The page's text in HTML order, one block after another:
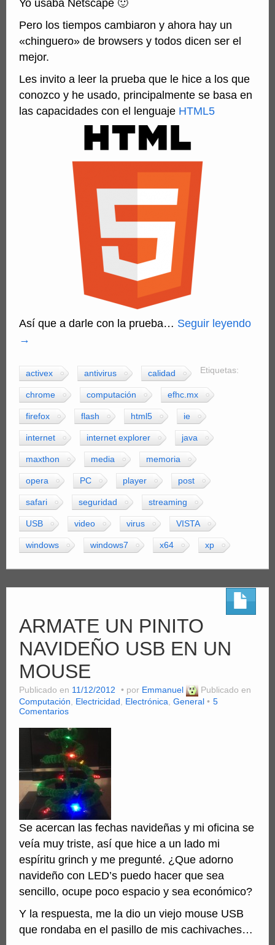
Yo usaba Netscape 🙂
Pero los tiempos cambiaron y ahora hay un
«chinguero» de browsers y todos dicen ser el
mejor.
Les invito a leer la prueba que le hice a los que
conozco y he usado, principalmente se basa en
las capacidades con el lenguaje HTML5
Así que a darle con la prueba… Seguir leyendo
→
Etiquetas:
activex antivirus calidad
chrome computación efhc.mx
firefox flash html5 ie
internet internet explorer java
maxthon media memoria
opera PC player post
safari seguridad streaming
USB video virus VISTA
windows windows7 x64 xp
ARMATE UN PINITO
NAVIDEÑO USB EN UN
MOUSE
Publicado en 11/12/2012 por Emmanuel
Publicado en
Computación
Electricidad Electrónica General
5
Comentarios
Se acercan las fechas navideñas y mi oficina se
veía muy triste, así que hice a un lado mi
espíritu grinch y me pregunté. ¿Que adorno
navideño con LED’s puedo hacer que sea
sencillo, ocupe poco espacio y sea económico?
Y la respuesta, me la dio un viejo mouse USB
que rondaba en el pasillo de mis cachivaches…